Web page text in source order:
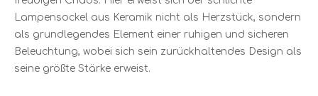
Lampensockel aus Keramik nicht als Herzstück, sondern
als grundlegendes Element einer ruhigen und sicheren
Beleuchtung, wobei sich sein zurückhaltendes Design als
seine größte Stärke erweist.